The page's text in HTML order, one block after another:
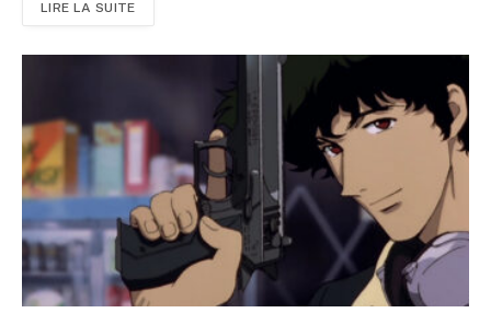
LIRE LA SUITE